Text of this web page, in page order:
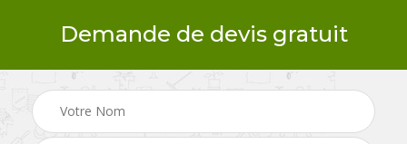
Demande de devis gratuit